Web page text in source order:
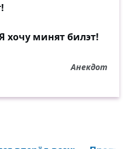
хочу минят билэт!
Анекдот